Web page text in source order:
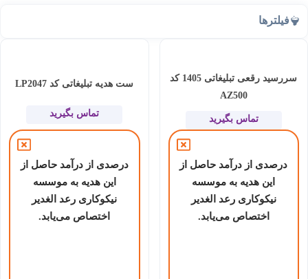
فیلترها
سررسید رقعی تبلیغاتی 1405 کد
AZ500
تماس بگیرید
درصدی از درآمد حاصل از
این هدیه به موسسه
نیکوکاری رعد الغدیر
اختصاص می‌یابد.
ست هدیه تبلیغاتی کد LP2047
تماس بگیرید
درصدی از درآمد حاصل از
این هدیه به موسسه
نیکوکاری رعد الغدیر
اختصاص می‌یابد.